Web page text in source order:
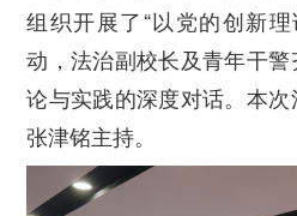
组织开展了“以党的创新
动，法治副校长及青年干
论与实践的深度对话。本
张津铭主持。